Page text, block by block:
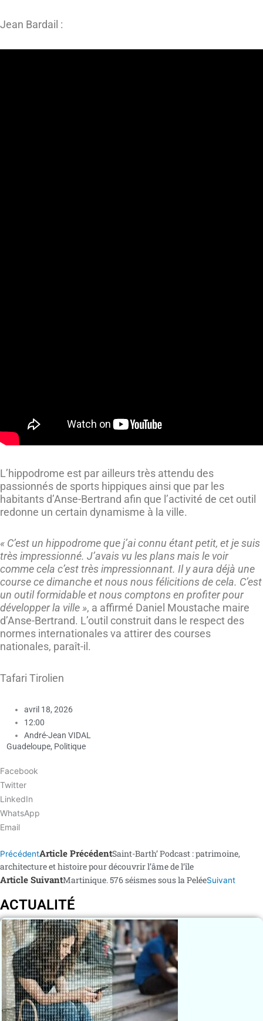
Jean Bardail :
L’hippodrome est par ailleurs très attendu des
passionnés de sports hippiques ainsi que par les
habitants d’Anse-Bertrand afin que l’activité de cet outil
redonne un certain dynamisme à la ville.
« C’est un hippodrome que j’ai connu étant petit, et je suis
très impressionné. J’avais vu les plans mais le voir
comme cela c’est très impressionnant. Il y aura déjà une
course ce dimanche et nous nous félicitions de cela. C’est
un outil formidable et nous comptons en profiter pour
développer la ville », a affirmé Daniel Moustache maire
d’Anse-Bertrand. L’outil construit dans le respect des
normes internationales va attirer des courses
nationales, paraît-il.
Tafari Tirolien
avril 18, 2026
12:00
André-Jean VIDAL
Guadeloupe, Politique
Facebook
Twitter
LinkedIn
WhatsApp
Email
PrécédentArticle PrécédentSaint-Barth’ Podcast : patrimoine,
architecture et histoire pour découvrir l’âme de l’île
Article SuivantMartinique. 576 séismes sous la PeléeSuivant
ACTUALITÉ